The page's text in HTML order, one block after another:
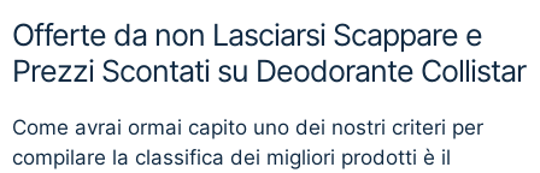
Offerte da non Lasciarsi Scappare e
Prezzi Scontati su Deodorante Collistar
Come avrai ormai capito uno dei nostri criteri per
compilare la classifica dei migliori prodotti è il